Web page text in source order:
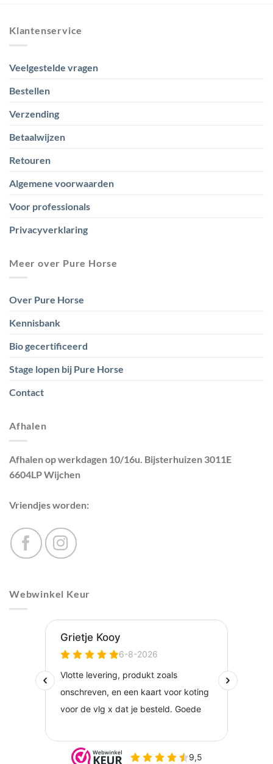
Klantenservice
Veelgestelde vragen
Bestellen
Verzending
Betaalwijzen
Retouren
Algemene voorwaarden
Voor professionals
Privacyverklaring
Meer over Pure Horse
Over Pure Horse
Kennisbank
Bio gecertificeerd
Stage lopen bij Pure Horse
Contact
Afhalen
Afhalen op werkdagen 10/16u. Bijsterhuizen 3011E
6604LP Wijchen
Vriendjes worden:
Webwinkel Keur